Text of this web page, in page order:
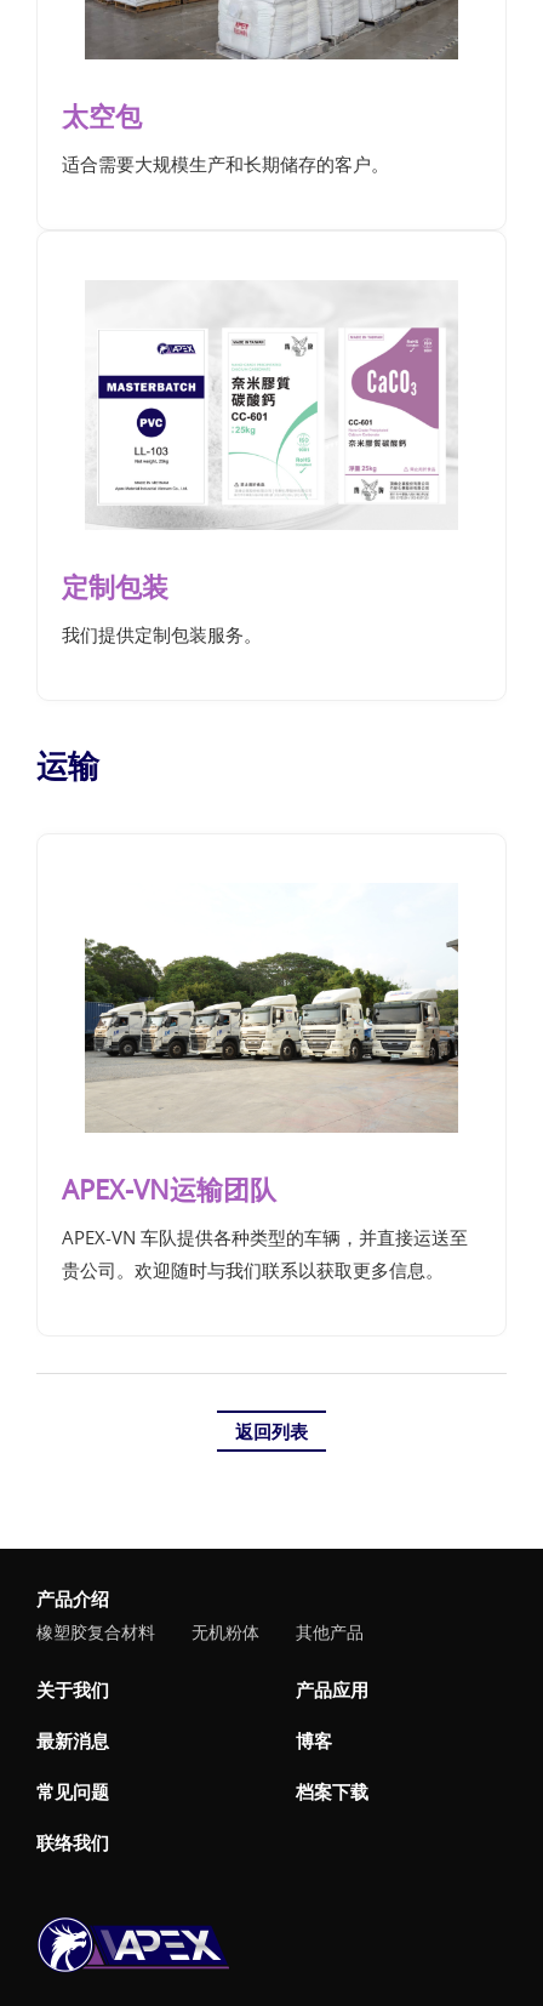
太空包
适合需要大规模生产和长期储存的客户。
定制包装
我们提供定制包装服务。
运输
APEX-VN运输团队
APEX-VN 车队提供各种类型的车辆，并直接运送至
贵公司。欢迎随时与我们联系以获取更多信息。
返回列表
产品介绍
橡塑胶复合材料 无机粉体 其他产品
关于我们 产品应用
最新消息 博客
常见问题 档案下载
联络我们